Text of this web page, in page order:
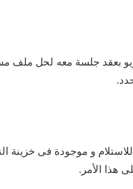
بعقد جلسة معه لحل ملف
و موجودة فى خزينة
هذا الأمر.